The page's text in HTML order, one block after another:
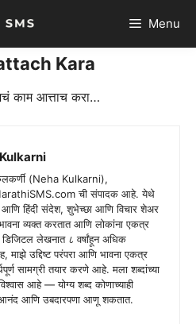
Menu
Kara
काम आत्ताच करा…
(Neha Kulkarni),
ची संपादक आहे. येथे
आणि हिंदी संदेश, शुभेच्छा आणि विचार शेअर
व्यक्त करतात आणि लोकांना एकत्र
लेखनात ८ वर्षांहून अधिक
माझे उद्दिष्ट परंपरा आणि भावना एकत्र
सामग्री तयार करणे आहे. मला शब्दांच्या
आहे — योग्य शब्द कोणाच्याही
आणि उबदारपणा आणू शकतात.